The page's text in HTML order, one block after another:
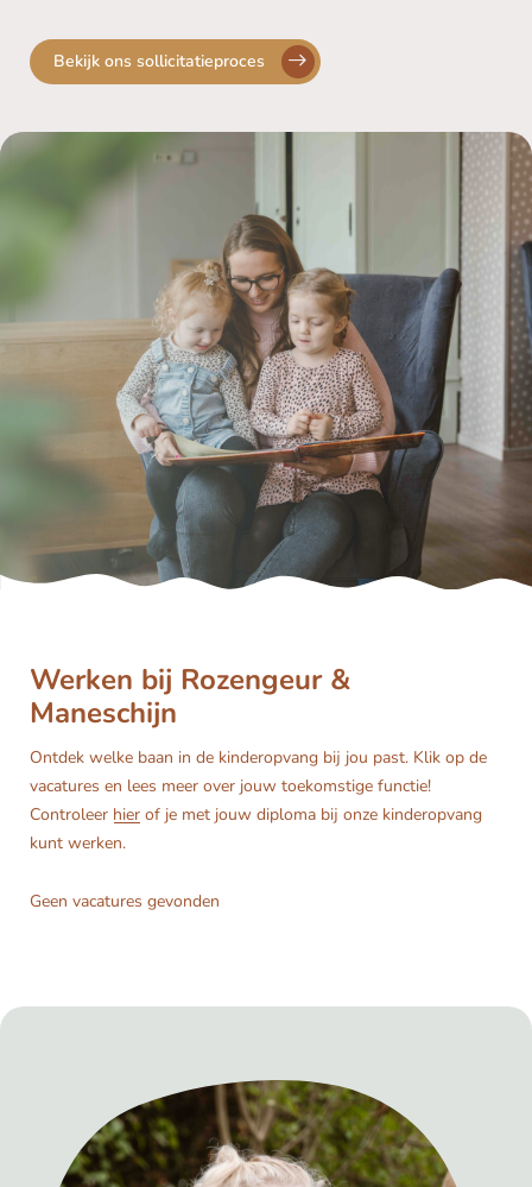
Bekijk ons sollicitatieproces
Werken bij Rozengeur &
Maneschijn
Ontdek welke baan in de kinderopvang bij jou past. Klik op de
vacatures en lees meer over jouw toekomstige functie!
Controleer hier of je met jouw diploma bij onze kinderopvang
kunt werken.
Geen vacatures gevonden